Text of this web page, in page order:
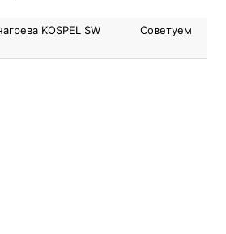
KOSPEL SW
Советуем